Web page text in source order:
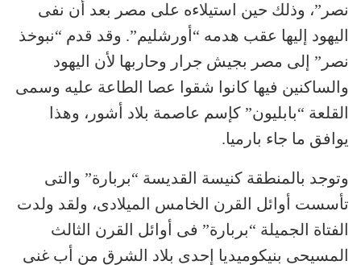
نصر”، وذلك حين استيلاءه على مصر بعد أن نفى
اليهود إليها عقب هدمه “أورشليم”. وقد قدم “نبوخذ
نصر” إلى مصر بجيش جرار وحاربها لأن اليهود
والساكنين فيها كانوا شقوا عصا الطاعة عليه وسمى
القلعة “بابليون” كإسم عاصمة بلاد أشور، وهذا
يوافق ما جاء بارميا.
وتوجد بالمنطقة كنيسة القديسة “بربارة” والتى
تأسست أوائل القرن الخامس الميلادى، ولقد ولدت
الفتاة الجميلة “بربارة” فى أوائل القرن الثالث
المسيحى بنيكوميديا إحدى بلاد الشرق من أب غنى